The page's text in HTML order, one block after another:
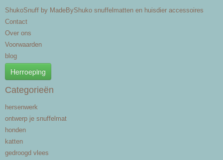
ShukoSnuff by MadeByShuko snuffelmatten en huisdier accessoires
Contact
Over ons
Voorwaarden
blog
Herroeping
Categorieën
hersenwerk
ontwerp je snuffelmat
honden
katten
gedroogd vlees